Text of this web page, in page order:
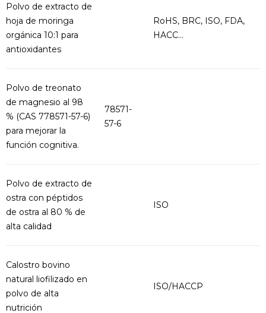
Polvo de extracto de
hoja de moringa
orgánica 10:1 para
antioxidantes
RoHS, BRC, ISO, FDA,
HACC...
Polvo de treonato
de magnesio al 98
% (CAS 778571-57-6)
para mejorar la
función cognitiva.
78571-
57-6
Polvo de extracto de
ostra con péptidos
de ostra al 80 % de
alta calidad
ISO
Calostro bovino
natural liofilizado en
polvo de alta
nutrición
ISO/HACCP